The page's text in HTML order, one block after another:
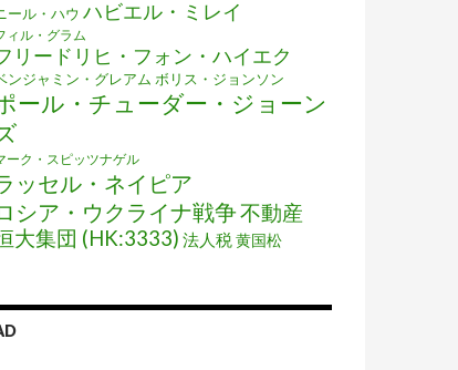
ール・ハウ ハビエル・ミレイ
ィル・グラム
リードリヒ・フォン・ハイエク
ンジャミン・グレアム ボリス・ジョンソン
ール・チューダー・ジョーン
ーク・スピッツナゲル
ッセル・ネイピア
シア・ウクライナ戦争不動産
大集団 (HK:3333) 法人税黄国松